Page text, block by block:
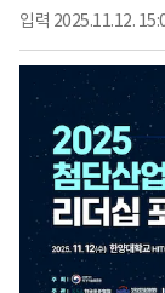
입력 2025.11.12.